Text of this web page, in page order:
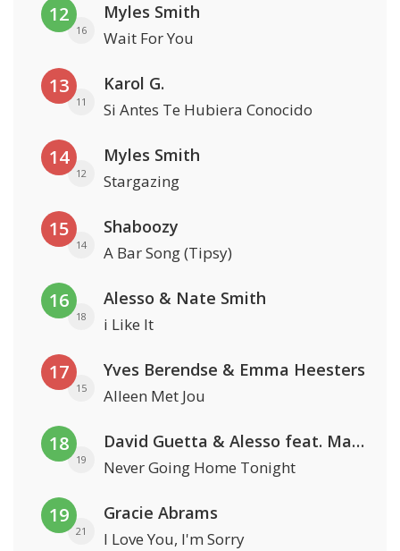
12
16
Myles Smith
Wait For You
13
11
Karol G.
Si Antes Te Hubiera Conocido
14
12
Myles Smith
Stargazing
15
14
Shaboozy
A Bar Song (Tipsy)
16
18
Alesso & Nate Smith
i Like It
17
15
Yves Berendse & Emma Heesters
Alleen Met Jou
18
19
David Guetta & Alesso feat. Madison Love
Never Going Home Tonight
19
21
Gracie Abrams
I Love You, I'm Sorry